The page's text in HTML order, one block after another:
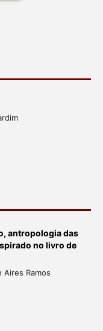
antropologia das
no livro de
Aires Ramos